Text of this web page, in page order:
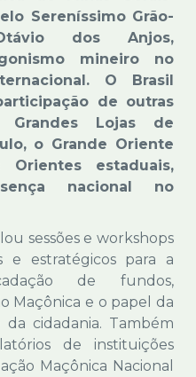
Sereníssimo Grão-
dos Anjos,
mineiro no
O Brasil
de outras
Grandes Lojas de
o Grande Oriente
estaduais,
nacional no
sessões e workshops
e estratégicos para a
de fundos,
Maçônica e o papel da
cidadania. Também
de instituições
Maçônica Nacional